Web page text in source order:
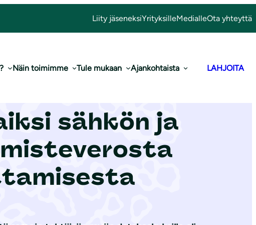
Liity jäseneksiYrityksilleMedialleOta yhteyttä
Näin toimimme Tule mukaan Ajankohtaista LAHJOITA
sähkön ja